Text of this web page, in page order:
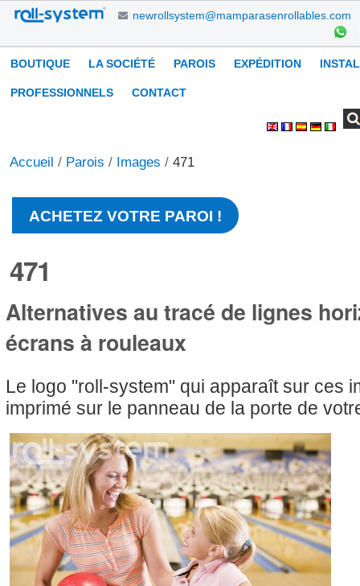
Aller
contenu.
Aller
newrollsystem@mamparasenrollables.com
Navigation
BOUTIQUE LA SOCIÉTÉ PAROIS EXPÉDITION
PROFESSIONNELS CONTACT
Accueil / Parois / Images / 471
ACHETEZ VOTRE PAROI !
471
Alternatives au tracé de lignes
écrans à rouleaux
Le logo "roll-system" qui apparaît sur ces
imprimé sur le panneau de la porte de